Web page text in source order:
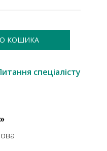
КОШИКА
спеціалісту